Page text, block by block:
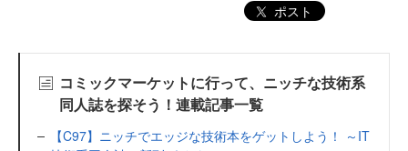
ポスト
コミックマーケットに行って、ニッチな技術系
同人誌を探そう！連載記事一覧
【C97】ニッチでエッジな技術本をゲットしよう！ ～IT